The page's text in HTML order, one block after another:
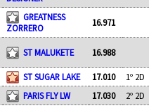
GREATNESS
ZORRERO
16.971
ST MALUKETE 16.988
ST SUGAR LAKE 17.010
1º 2D
PARIS FLY LW 17.030
2º 2D